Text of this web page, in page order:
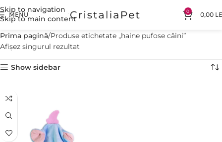
Skip to navigation
Skip to main content
MENU 0 0,00
Prima pagină Produse etichetate „haine pufose câini”
Afișez singurul rezultat
Show sidebar